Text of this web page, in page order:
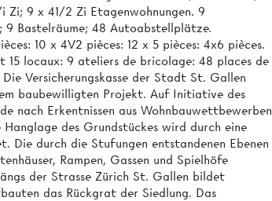
9 x 41/2 Zi Etagenwohnungen. 9
9 Bastelräume; 48 Autoabstellplätze.
10 x 4V2 pièces: 12 x 5 pièces: 4x6 pièces.
15 locaux: 9 ateliers de bricolage: 48 places de
Versicherungskasse der Stadt St. Gallen
baubewilligten Projekt. Auf Initiative des
nach Erkentnissen aus Wohnbauwettbewerben
des Grundstückes wird durch eine
Die durch die Stufungen entstandenen Ebenen
Rampen, Gassen und Spielhöfe
der Strasse Zürich St. Gallen bildet
das Rückgrat der Siedlung. Das